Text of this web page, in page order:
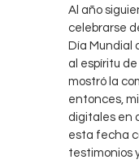
Al año
celebrarse
Día Mundial
al espíritu
mostró la
entonces,
digitales en
esta fecha
testimonios